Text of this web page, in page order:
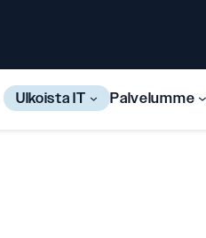
Ulkoista IT Palvelumme